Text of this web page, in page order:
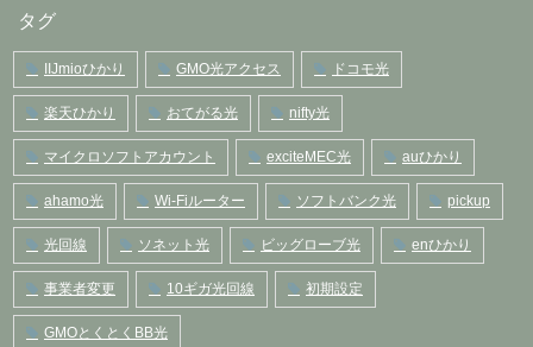
タグ
IIJmioひかり GMO光アクセス ドコモ光
楽天ひかり おてがる光 nifty光
マイクロソフトアカウント exciteMEC光 auひかり
ahamo光 Wi-Fiルーター ソフトバンク光 pickup
光回線 ソネット光 ビッグローブ光 enひかり
事業者変更 10ギガ光回線 初期設定
GMOとくとくBB光